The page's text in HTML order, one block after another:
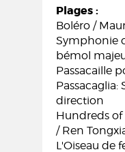
Plages :
Boléro /
Symphonie
bémol
Passacaille
direction
Hundreds
/ Ren
L'Oiseau de